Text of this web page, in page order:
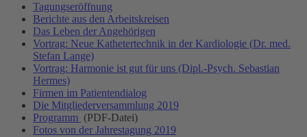
Tagungseröffnung
Berichte aus den Arbeitskreisen
Das Leben der Angehörigen
Vortrag: Neue Kathetertechnik in der Kardiologie (Dr. med.
Stefan Lange)
Vortrag: Harmonie ist gut für uns (Dipl.-Psych. Sebastian
Hermes)
Firmen im Patientendialog
Die Mitgliederversammlung 2019
Programm (PDF-Datei)
Fotos von der Jahrestagung 2019